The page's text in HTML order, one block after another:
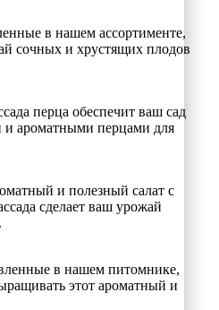
в нашем ассортименте,
сочных и хрустящих плодов
перца обеспечит ваш сад
ароматными перцами для
и полезный салат с
сделает ваш урожай
в нашем питомнике,
этот ароматный и